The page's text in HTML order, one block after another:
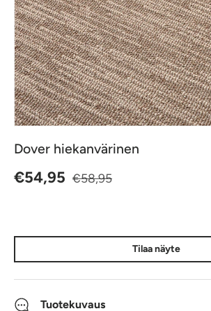
Dover hiekanvärinen
Alennushinta
€54,95 Normaalihinta
€58,95
Tilaa näyte
Tuotekuvaus